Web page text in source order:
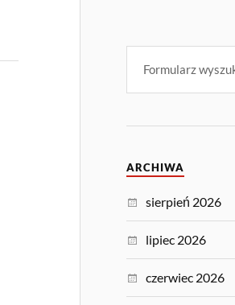
ARCHIWA
sierpień 2026
lipiec 2026
czerwiec 2026